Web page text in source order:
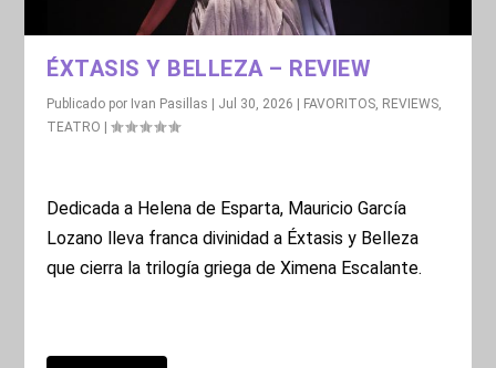
ÉXTASIS Y BELLEZA – REVIEW
Publicado por Ivan Pasillas | Jul 30, 2026 | FAVORITOS REVIEWS
TEATRO |
Dedicada a Helena de Esparta, Mauricio García
Lozano lleva franca divinidad a Éxtasis y Belleza
que cierra la trilogía griega de Ximena Escalante.